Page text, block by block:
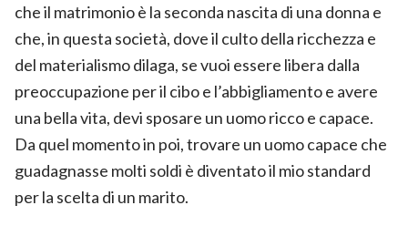
che il matrimonio è la seconda nascita di una donna e
che, in questa società, dove il culto della ricchezza e
del materialismo dilaga, se vuoi essere libera dalla
preoccupazione per il cibo e l’abbigliamento e avere
una bella vita, devi sposare un uomo ricco e capace.
Da quel momento in poi, trovare un uomo capace che
guadagnasse molti soldi è diventato il mio standard
per la scelta di un marito.